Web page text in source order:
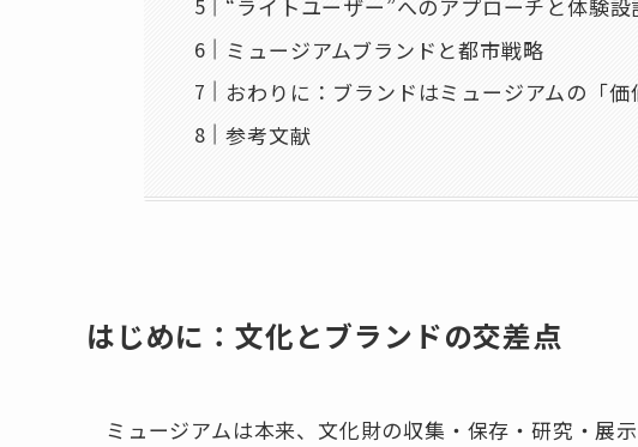
“ライトユーザー”へのアプローチと体験設
ミュージアムブランドと都市戦略
おわりに：ブランドはミュージアムの「
参考文献
はじめに：文化とブランドの交差点
ミュージアムは本来、文化財の収集・保存・研究・展